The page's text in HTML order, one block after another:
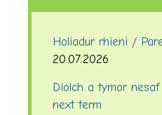
Holiadur rhieni /
20.07.2026
Diolch a tymor
next term